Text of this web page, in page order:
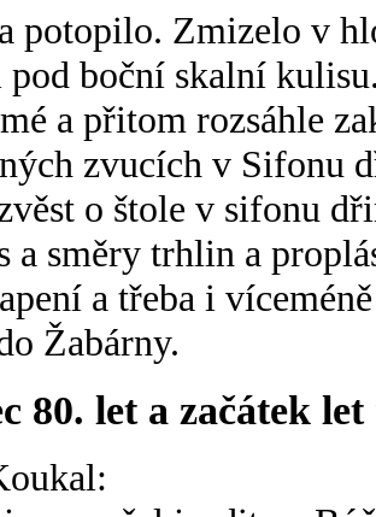
potopilo. Zmizelo v
pod boční skalní
a přitom rozsáhle
zvucích v Sifonu
o štole v sifonu
a směry trhlin a
a třeba i
Žabárny.
80. let a začátek